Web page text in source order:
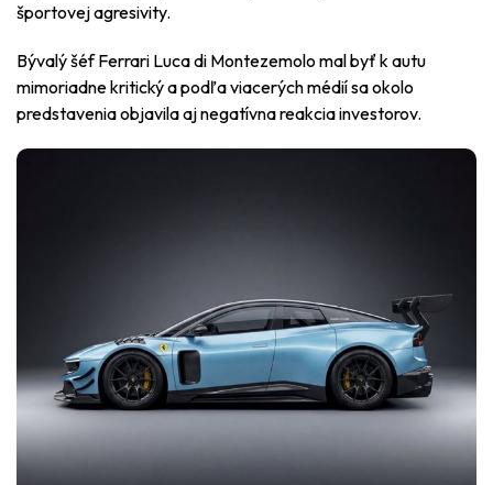
športovej agresivity.
Bývalý šéf Ferrari Luca di Montezemolo mal byť k autu
mimoriadne kritický a podľa viacerých médií sa okolo
predstavenia objavila aj negatívna reakcia investorov.